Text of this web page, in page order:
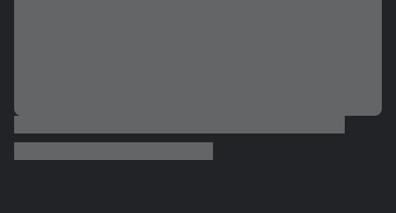
começar a campanha nos...